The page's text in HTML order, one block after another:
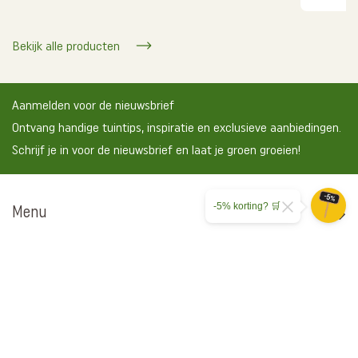
Bekijk alle producten
Aanmelden voor de nieuwsbrief
Ontvang handige tuintips, inspiratie en exclusieve aanbiedingen.
Schrijf je in voor de nieuwsbrief en laat je groen groeien!
Menu -5% korting? 🛒